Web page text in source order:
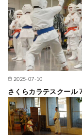
2025-07-10
さくらカラテスクール